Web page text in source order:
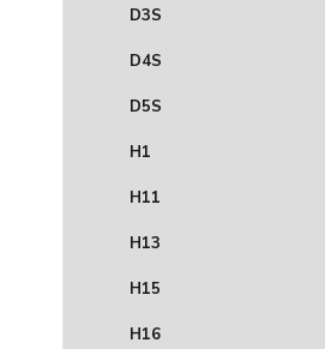
D3S
D4S
D5S
H1
H11
H13
H15
H16